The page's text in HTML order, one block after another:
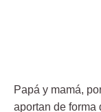
Papá y mamá,
aportan de forma